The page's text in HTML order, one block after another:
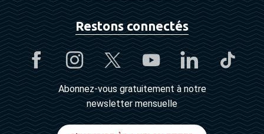
Restons connectés
Abonnez-vous gratuitement à notre
newsletter mensuelle